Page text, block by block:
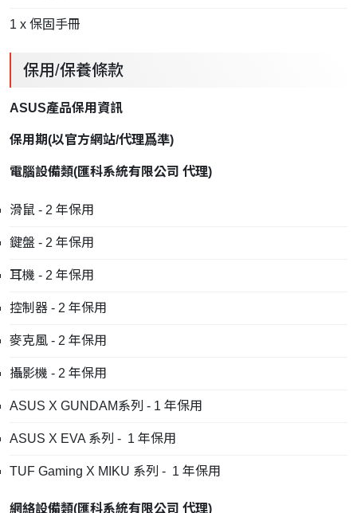
1 x 保固手冊
保用/保養條款
ASUS產品保用資訊
保用期(以官方網站/代理爲準)
電腦設備類(匯科系統有限公司 代理)
滑鼠 - 2 年保用
鍵盤 - 2 年保用
耳機 - 2 年保用
控制器 - 2 年保用
麥克風 - 2 年保用
攝影機 - 2 年保用
ASUS X GUNDAM系列 - 1 年保用
ASUS X EVA 系列 - 1 年保用
TUF Gaming X MIKU 系列 - 1 年保用
網絡設備類(匯科系統有限公司 代理)